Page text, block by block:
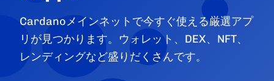
Cardanoメインネットで今すぐ使える厳選アプ
リが見つかります。ウォレット、DEX、NFT、
レンディングなど盛りだくさんです。